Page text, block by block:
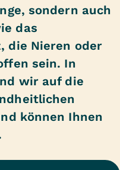
sondern auch
das
die Nieren oder
sein. In
wir auf die
können Ihnen